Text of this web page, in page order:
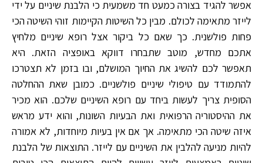
אפשר להגיד בצורה כמעט חד משמעית כי הלבנת שיניים על ידי
לייזר מתאימה לכולם. מבין כל השיטות הקיימות זוהי השיטה הכי
פחות פולשנית. כך שאם כל ביקור אצל רופא שיניים מלחיץ
אתכם מחדש, מוטב שתבחרו דווקא באופציה הזאת. היא
תאפשר לכם להשיג את החיוך המושלם, ובו בזמן לא תצטרכו
להתמודד עם טיפולי שיניים פולשניים. כמובן שאת ההחלטה
הסופית צריך לעשות ביחד עם רופא השיניים שלכם. הוא מכיר
את ההיסטוריה הרפואית ואת הבעיות השונות, והוא ידע מראש
איזה שיטה הכי מתאימה. אך אם אין בעיות מיוחדות, לא אמורה
להיות מניעה להלבין את השיניים עם לייזר. התוצאות של הלבנת